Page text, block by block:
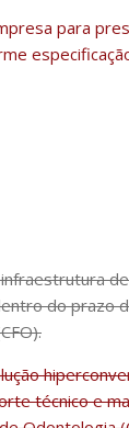
para
do
técnico e